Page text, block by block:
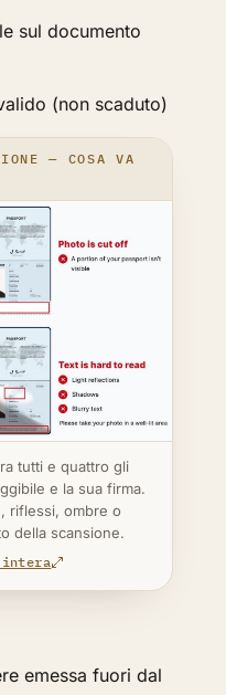
sul documento
(non scaduto)
— COSA VA
tutti e quattro gli
e la sua firma.
riflessi, ombre o
della scansione.
intera
emessa fuori dal